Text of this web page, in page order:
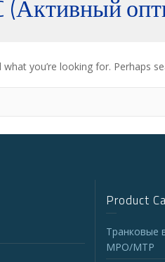
(Активный
what you’re looking for. Perhaps
Product
Транковые
MPO/MTP